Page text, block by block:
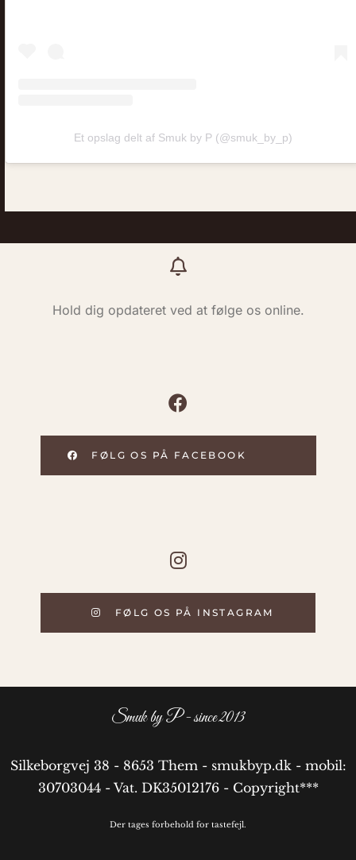
Et opslag delt af Smuk by P (@smuk_by_p)
Hold dig opdateret ved at følge os online.
FØLG OS PÅ FACEBOOK
FØLG OS PÅ INSTAGRAM
Smuk by P - since 2013
Silkeborgvej 38 - 8653 Them - smukbyp.dk - mobil:
30703044 - Vat. DK35012176 - Copyright***
Der tages forbehold for tastefejl.